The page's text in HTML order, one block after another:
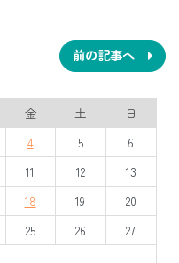
前の記事へ
金 土
日
4 5
6
11 12
13
18 19
20
25 26
27